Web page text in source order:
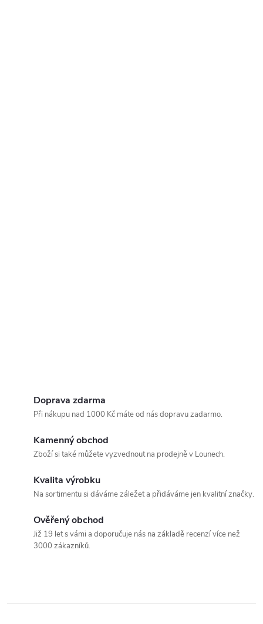
Doprava zdarma
Při nákupu nad 1000 Kč máte od nás dopravu zadarmo.
Kamenný obchod
Zboží si také můžete vyzvednout na prodejně v Lounech.
Kvalita výrobku
Na sortimentu si dáváme záležet a přidáváme jen kvalitní značky.
Ověřený obchod
Již 19 let s vámi a doporučuje nás na základě recenzí více než
3000 zákazníků.